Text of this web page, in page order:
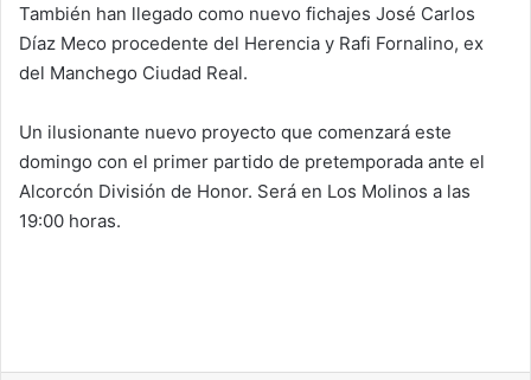
También han llegado como nuevo fichajes José Carlos
Díaz Meco procedente del Herencia y Rafi Fornalino, ex
del Manchego Ciudad Real.
Un ilusionante nuevo proyecto que comenzará este
domingo con el primer partido de pretemporada ante el
Alcorcón División de Honor. Será en Los Molinos a las
19:00 horas.